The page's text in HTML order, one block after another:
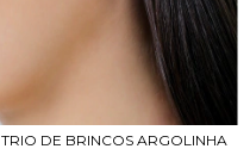
TRIO DE BRINCOS ARGOLINHA